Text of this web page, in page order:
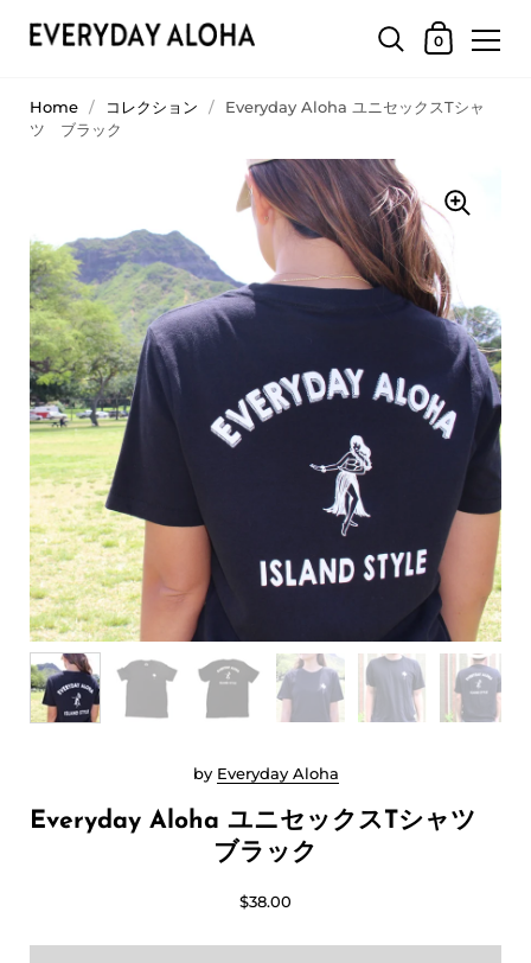
0
Everyday Aloha ユニセックスTシャツ
ブラック
by Everyday Aloha
$38.00
Home / コレクション /
Everyday Aloha ユニセックスTシャ
ツ ブラック